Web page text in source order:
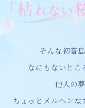
そんな初音
なにもないとこ
他人の
ちょっとメルヘン